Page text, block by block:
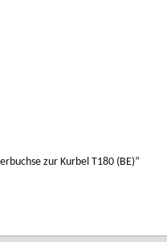
zur Kurbel T180 (BE)”